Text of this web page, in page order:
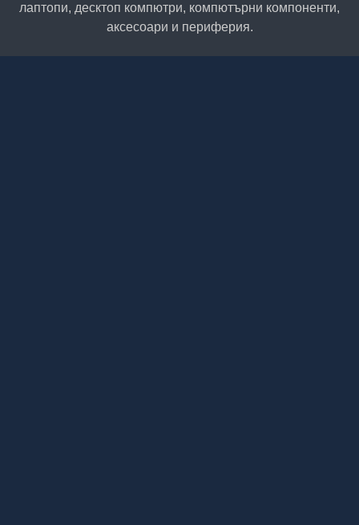
лаптопи, десктоп компютри, компютърни компоненти,
аксесоари и периферия.